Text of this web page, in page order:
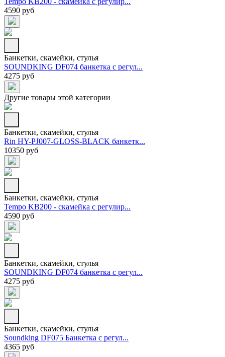
4590 руб
Банкетки, скамейки, стулья
SOUNDKING DF074 банкетка с регул...
4275 руб
Другие товары этой категории
Банкетки, скамейки, стулья
Rin HY-PJ007-GLOSS-BLACK банкетк...
10350 руб
Банкетки, скамейки, стулья
Tempo KB200 - скамейка с регулир...
4590 руб
Банкетки, скамейки, стулья
SOUNDKING DF074 банкетка с регул...
4275 руб
Банкетки, скамейки, стулья
Soundking DF075 Банкетка c регул...
4365 руб